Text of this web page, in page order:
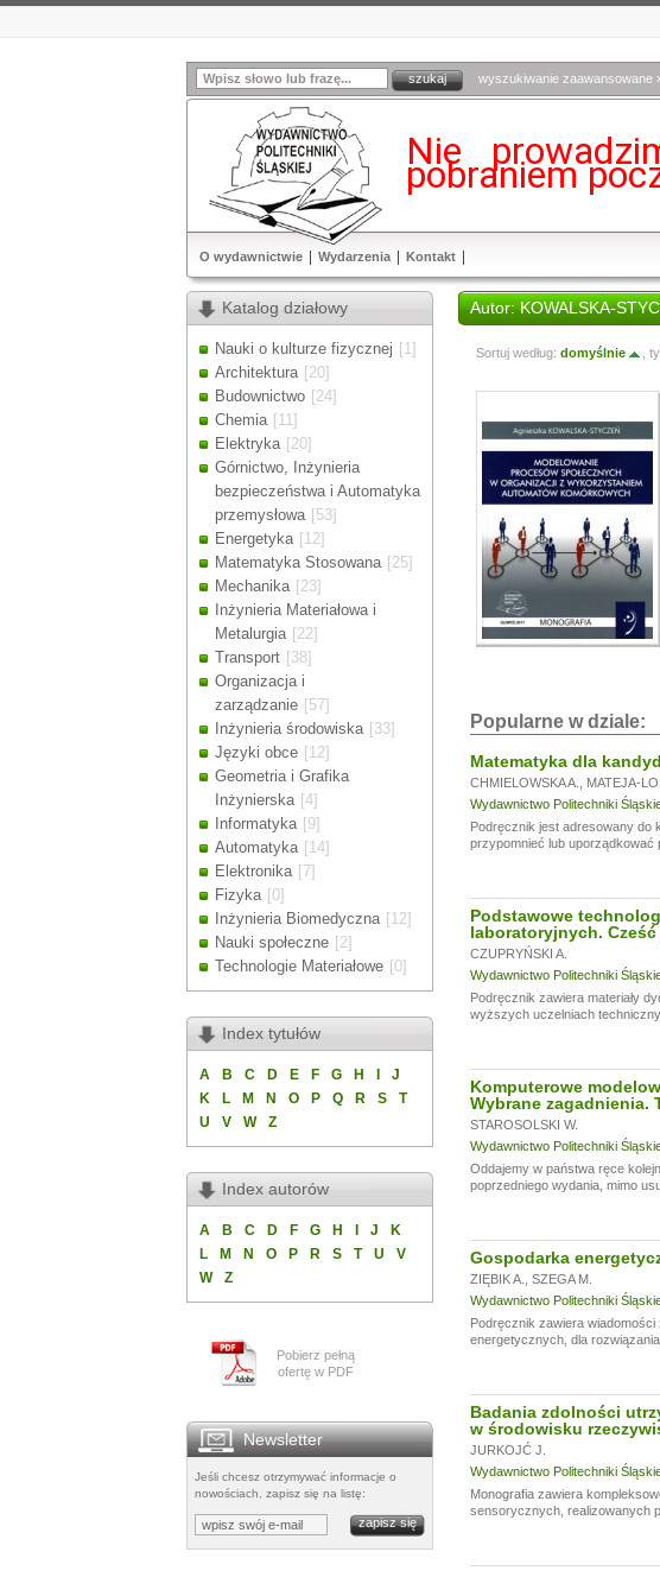
wyszukiwanie zaawansowane
Nie
pobraniem
Drodzy Klienci!
Ze względu na przerwę
zamówienia mogą być
Dziękujemy za
O wydawnictwie Wydarzenia Kontakt
Katalog działowy
Nauki o kulturze fizycznej [1]
Architektura [20]
Budownictwo [24]
Chemia [11]
Elektryka [20]
Górnictwo, Inżynieria
bezpieczeństwa i Automatyka
przemysłowa [53]
Energetyka [12]
Matematyka Stosowana [25]
Mechanika [23]
Inżynieria Materiałowa i
Metalurgia [22]
Transport [38]
Organizacja i
zarządzanie [57]
Inżynieria środowiska [33]
Języki obce [12]
Geometria i Grafika
Inżynierska [4]
Informatyka [9]
Automatyka [14]
Elektronika [7]
Fizyka [0]
Inżynieria Biomedyczna [12]
Nauki społeczne [2]
Technologie Materiałowe [0]
Index tytułów
A B C D E F G H
J
K
L M N O P Q R S
T
U
V W Z
Index autorów
A B C D F G H J
K
L
M N O P R S T U
V
W
Z
Pobierz pełną
ofertę w PDF
Newsletter
Jeśli chcesz otrzymywać informacje o
nowościach, zapisz się na listę:
Autor: KOWALSKA-
Sortuj według: domyślnie
Popularne w dziale:
Matematyka dla
CHMIELOWSKA A. MATEJA-
Wydawnictwo Politechniki
Podręcznik jest adresowany do
przypomnieć lub uporządkować
Podstawowe
laboratoryjnych. Cześć
CZUPRYŃSKI A.
Wydawnictwo Politechniki
Podręcznik zawiera materiały
wyższych uczelniach
Komputerowe
Wybrane zagadnienia.
STAROSOLSKI W.
Wydawnictwo Politechniki
Oddajemy w państwa ręce
poprzedniego wydania, mimo
Gospodarka
ZIĘBIK A.
SZEGA M.
Wydawnictwo Politechniki
Podręcznik zawiera
energetycznych, dla
Badania zdolności
w środowisku
JURKOJĆ J.
Wydawnictwo Politechniki
Monografia zawiera
sensorycznych, realizowanych